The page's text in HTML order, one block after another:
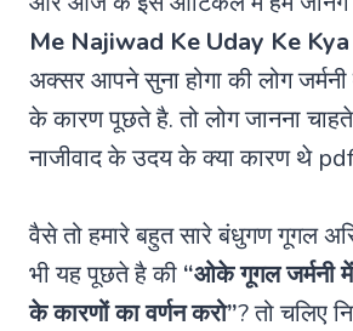
Me Najiwad Ke Uday Ke
अक्सर आपने सुना होगा की लोग
के कारण पूछते है. तो लोग जानना
नाजीवाद के उदय के क्या कारण थे
वैसे तो हमारे बहुत सारे बंधुगण गूगल
भी यह पूछते है की “ओके गूगल जर्मनी
के कारणों का वर्णन करो”? तो चलिए